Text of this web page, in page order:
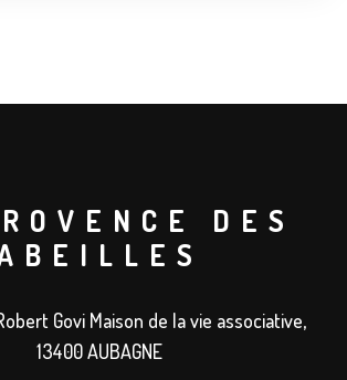
DES
Govi Maison de la vie associative,
13400 AUBAGNE